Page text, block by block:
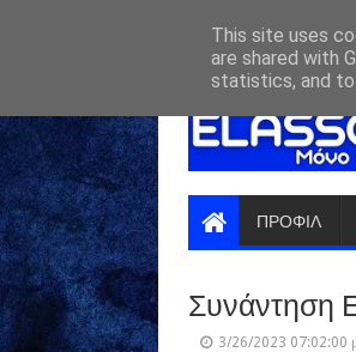
ΠΡΟΦΙΛ
Συνάντηση
3/26/2023 07:02:00
This site uses
are shared with
statistics, and